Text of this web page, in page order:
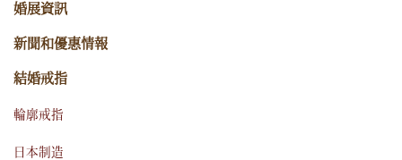
婚展資訊
新聞和優惠情報
結婚戒指
輪廓戒指
日本制造